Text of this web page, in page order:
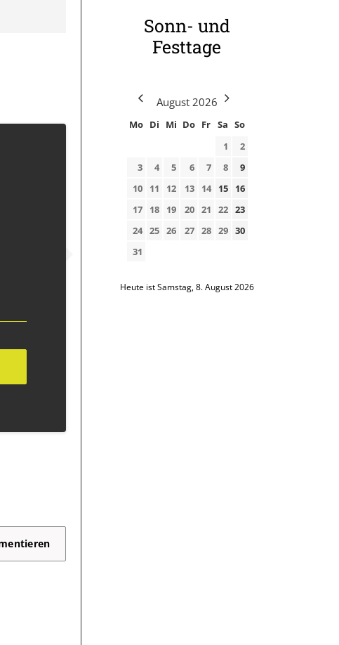
Sonn- und
Festtage
August 2026
Mo Di Mi Do Fr Sa So
1
2
3
4 5 6 7 8
9
10
11 12 13 14 15
16
17
18 19 20 21 22 23
24 25 26 27 28 29 30
31
Heute ist Samstag, 8. August 2026